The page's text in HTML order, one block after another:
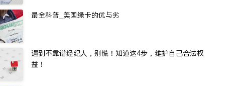
最全科普_美国绿卡的优与劣
遇到不靠谱经纪人，别慌！知道这4步，维护自己合法权
益！